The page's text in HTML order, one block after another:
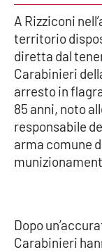
Meteo
Editoriali
VIDEO
Ambiente
Cronaca
Economia e
A Rizziconi
territorio
diretta dal
Carabinieri
arresto in
85 anni, noto
responsabile
arma comune
Dopo
Carabinieri